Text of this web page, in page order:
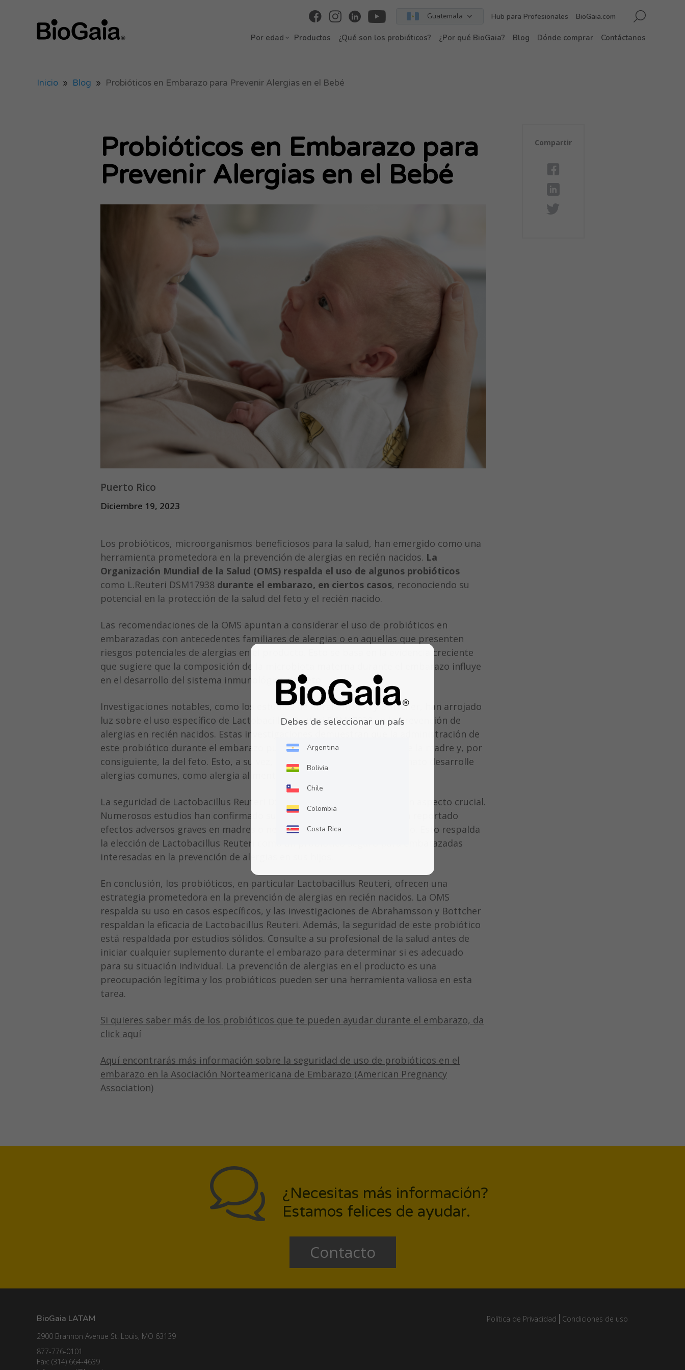
Guatemala Hub para Profesionales BioGaia.com
Por edad Productos ¿Qué son los probióticos? ¿Por qué BioGaia? Blog Dónde comprar Contáctanos
Debes de seleccionar un país
Argentina
Bolivia
Chile
Colombia
Costa Rica
Guatemala
Honduras
México
Nicaragua
Panamá
Uruguay
Inicio » Blog » Probióticos en Embarazo para Prevenir Alergias en el Bebé
Probióticos en Embarazo para
Prevenir Alergias en el Bebé
Puerto Rico
Diciembre 19, 2023
Los probióticos, microorganismos beneficiosos para la salud, han emergido como una
herramienta prometedora en la prevención de alergias en recién nacidos. La
Organización Mundial de la Salud (OMS) respalda el uso de algunos probióticos
como L.Reuteri DSM17938 durante el embarazo, en ciertos casos, reconociendo su
potencial en la protección de la salud del feto y el recién nacido.
Las recomendaciones de la OMS apuntan a considerar el uso de probióticos en
embarazadas con antecedentes familiares de alergias o en aquellas que presenten
riesgos potenciales de alergias en el producto. Esto se basa en la evidencia creciente
que sugiere que la composición de la microbiota materna durante el embarazo influye
en el desarrollo del sistema inmunológico del feto.
Investigaciones notables, como los estudios de Abrahamsson y Bottcher, han arrojado
luz sobre el uso específico de Lactobacillus Reuteri DSM17938 en la prevención de
alergias en recién nacidos. Estas investigaciones demuestran que la administración de
este probiótico durante el embarazo puede modificar la microbiota de la madre y, por
consiguiente, la del feto. Esto, a su vez, reduce el riesgo de que el neonato desarrolle
alergias comunes, como alergia alimentaria y eccema.
La seguridad de Lactobacillus Reuteri DSM17938 en embarazadas es un aspecto crucial.
Numerosos estudios han confirmado su perfil de seguridad. No se han reportado
efectos adversos graves en madres o neonatos relacionados con su uso. Esto respalda
la elección de Lactobacillus Reuteri como un probiótico seguro para embarazadas
interesadas en la prevención de alergias en sus hijos.
En conclusión, los probióticos, en particular Lactobacillus Reuteri, ofrecen una
estrategia prometedora en la prevención de alergias en recién nacidos. La OMS
respalda su uso en casos específicos, y las investigaciones de Abrahamsson y Bottcher
respaldan la eficacia de Lactobacillus Reuteri. Además, la seguridad de este probiótico
está respaldada por estudios sólidos. Consulte a su profesional de la salud antes de
iniciar cualquier suplemento durante el embarazo para determinar si es adecuado
para su situación individual. La prevención de alergias en el producto es una
preocupación legítima y los probióticos pueden ser una herramienta valiosa en esta
tarea.
Si quieres saber más de los probióticos que te pueden ayudar durante el embarazo, da
click aquí
Aquí encontrarás más información sobre la seguridad de uso de probióticos en el
embarazo en la Asociación Norteamericana de Embarazo (American Pregnancy
Association)
Compartir
¿Necesitas más información?
Estamos felices de ayudar.
Contacto
BioGaia LATAM
2900 Brannon Avenue St. Louis, MO 63139
877-776-0101
Fax: (314) 664-4639
Política de Privacidad Condiciones de uso